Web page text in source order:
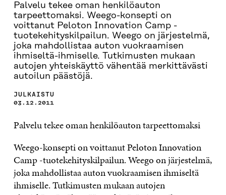
Palvelu tekee oman henkilöauton
tarpeettomaksi. Weego-konsepti on
voittanut Peloton Innovation Camp -
tuotekehityskilpailun. Weego on järjestelmä,
joka mahdollistaa auton vuokraamisen
ihmiseltä-ihmiselle. Tutkimusten mukaan
autojen yhteiskäyttö vähentää merkittävästi
autoilun päästöjä.
JULKAISTU
03.12.2011
Palvelu tekee oman henkilöauton tarpeettomaksi
Weego-konsepti on voittanut Peloton Innovation
Camp -tuotekehityskilpailun. Weego on järjestelmä,
joka mahdollistaa auton vuokraamisen ihmiseltä
ihmiselle. Tutkimusten mukaan autojen